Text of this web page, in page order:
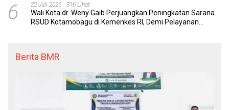
6 22 Juli 2026 316 Lihat
Wali Kota dr. Weny Gaib Perjuangkan Peningkatan Sarana
RSUD Kotamobagu di Kemenkes RI, Demi Pelayanan
Berita BMR